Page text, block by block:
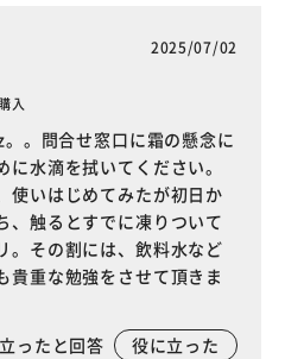
2025/07/02
入
。問合せ窓口に霜の懸念に
水滴を拭いてください。
使いはじめてみたが初日か
、触るとすでに凍りついて
。その割には、飲料水など
貴重な勉強をさせて頂きま
ったと回答 役に立った